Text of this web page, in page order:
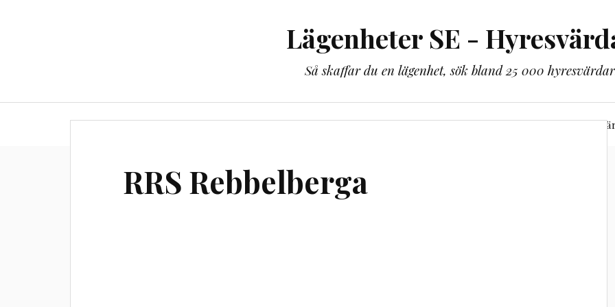
Lägenheter SE -
Så skaffar du en lägenhet, sök bland 25 000
Tillbaka till lägenheter.se Bli guldmedlem Alla
RRS Rebbelberga